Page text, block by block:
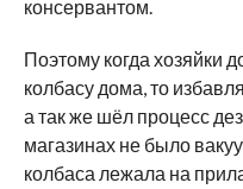
консервантом.
Поэтому когда хозяйки
колбасу дома, то
а так же шёл процесс
магазинах не было
колбаса лежала на